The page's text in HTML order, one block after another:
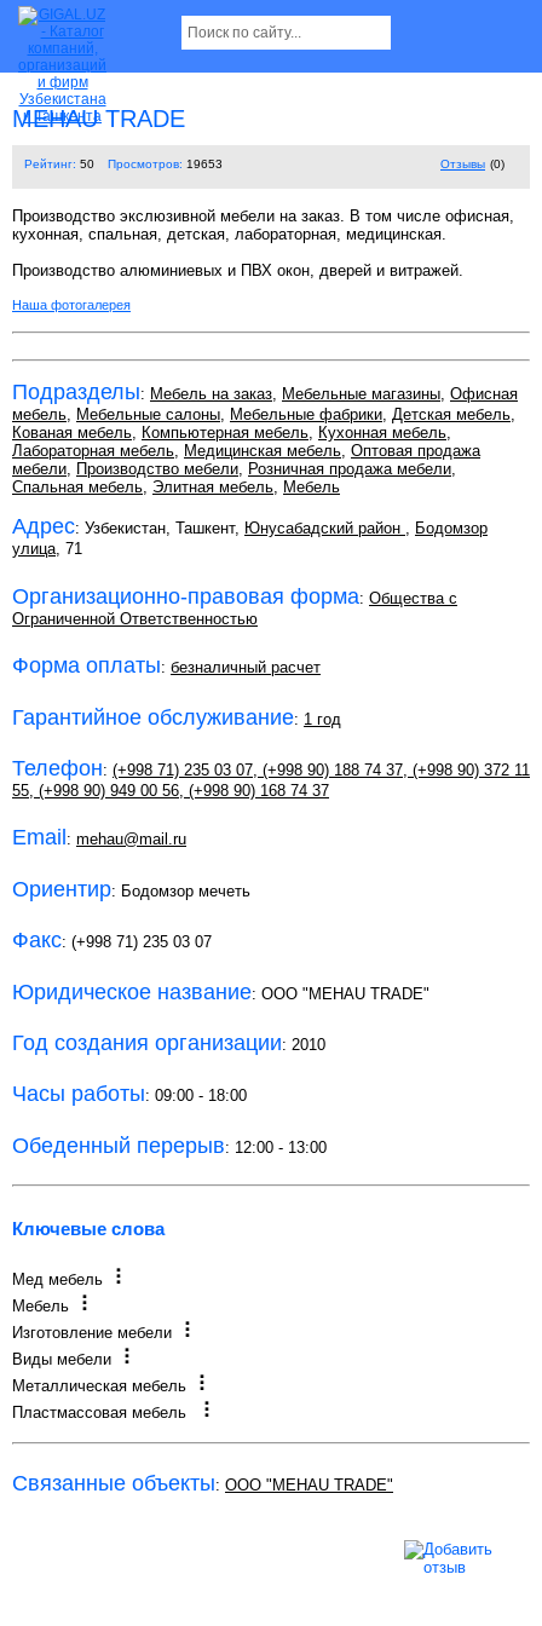
MEHAU TRADE
Рейтинг: 50 Просмотров: 19653 Отзывы (0)
Производство экслюзивной мебели на заказ. В том числе офисная,
кухонная, спальная, детская, лабораторная, медицинская.
Производство алюминиевых и ПВХ окон, дверей и витражей.
Наша фотогалерея
Подразделы: Мебель на заказ, Мебельные магазины, Офисная
мебель, Мебельные салоны, Мебельные фабрики, Детская мебель,
Кованая мебель, Компьютерная мебель, Кухонная мебель,
Лабораторная мебель, Медицинская мебель, Оптовая продажа
мебели, Производство мебели, Розничная продажа мебели,
Спальная мебель, Элитная мебель, Мебель
Адрес: Узбекистан, Ташкент, Юнусабадский район , Бодомзор
улица, 71
Организационно-правовая форма: Общества с
Ограниченной Ответственностью
Форма оплаты: безналичный расчет
Гарантийное обслуживание: 1 год
Телефон: (+998 71) 235 03 07, (+998 90) 188 74 37, (+998 90) 372 11
55, (+998 90) 949 00 56, (+998 90) 168 74 37
Email : mehau@mail.ru
Ориентир: Бодомзор мечеть
Факс: (+998 71) 235 03 07
Юридическое название: ООО "MEHAU TRADE"
Год создания организации: 2010
Часы работы: 09:00 - 18:00
Обеденный перерыв: 12:00 - 13:00
Ключевые слова
Мед мебель
Мебель
Изготовление мебели
Виды мебели
Металлическая мебель
Пластмассовая мебель
Связанные объекты: OOO "MEHAU TRADE"